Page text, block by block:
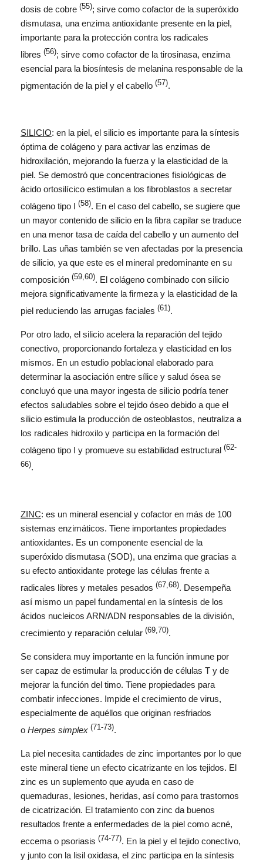
dosis de cobre (55); sirve como cofactor de la superóxido
dismutasa, una enzima antioxidante presente en la piel,
importante para la protección contra los radicales
libres (56); sirve como cofactor de la tirosinasa, enzima
esencial para la biosíntesis de melanina responsable de la
pigmentación de la piel y el cabello (57).
SILICIO: en la piel, el silicio es importante para la síntesis
óptima de colágeno y para activar las enzimas de
hidroxilación, mejorando la fuerza y la elasticidad de la
piel. Se demostró que concentraciones fisiológicas de
ácido ortosilícico estimulan a los fibroblastos a secretar
colágeno tipo I (58). En el caso del cabello, se sugiere que
un mayor contenido de silicio en la fibra capilar se traduce
en una menor tasa de caída del cabello y un aumento del
brillo. Las uñas también se ven afectadas por la presencia
de silicio, ya que este es el mineral predominante en su
composición (59,60). El colágeno combinado con silicio
mejora significativamente la firmeza y la elasticidad de la
piel reduciendo las arrugas faciales (61).
Por otro lado, el silicio acelera la reparación del tejido
conectivo, proporcionando fortaleza y elasticidad en los
mismos. En un estudio poblacional elaborado para
determinar la asociación entre sílice y salud ósea se
concluyó que una mayor ingesta de silicio podría tener
efectos saludables sobre el tejido óseo debido a que el
silicio estimula la producción de osteoblastos, neutraliza a
los radicales hidroxilo y participa en la formación del
colágeno tipo I y promueve su estabilidad estructural (62-
66).
ZINC: es un mineral esencial y cofactor en más de 100
sistemas enzimáticos. Tiene importantes propiedades
antioxidantes. Es un componente esencial de la
superóxido dismutasa (SOD), una enzima que gracias a
su efecto antioxidante protege las células frente a
radicales libres y metales pesados (67,68). Desempeña
así mismo un papel fundamental en la síntesis de los
ácidos nucleicos ARN/ADN responsables de la división,
crecimiento y reparación celular (69,70).
Se considera muy importante en la función inmune por
ser capaz de estimular la producción de células T y de
mejorar la función del timo. Tiene propiedades para
combatir infecciones. Impide el crecimiento de virus,
especialmente de aquéllos que originan resfriados
o Herpes simplex (71-73).
La piel necesita cantidades de zinc importantes por lo que
este mineral tiene un efecto cicatrizante en los tejidos. El
zinc es un suplemento que ayuda en caso de
quemaduras, lesiones, heridas, así como para trastornos
de cicatrización. El tratamiento con zinc da buenos
resultados frente a enfermedades de la piel como acné,
eccema o psoriasis (74-77). En la piel y el tejido conectivo,
y junto con la lisil oxidasa, el zinc participa en la síntesis